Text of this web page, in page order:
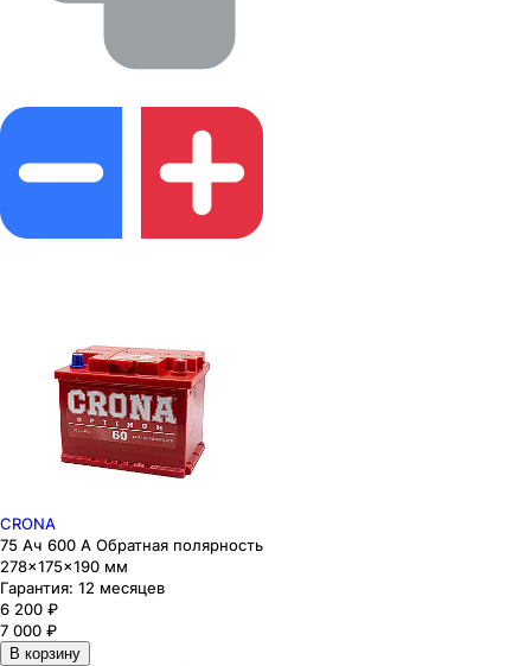
CRONA
75 Ач 600 А Обратная полярность
278×175×190 мм
Гарантия: 12 месяцев
6 200 ₽
7 000 ₽
В корзину